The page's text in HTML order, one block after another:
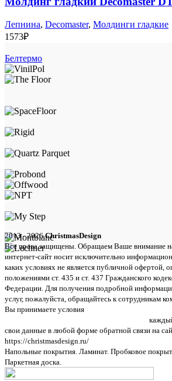
Лепнина, Decomaster, Молдинги гладкие
1573₽
Белтермо
2013 - 2026ChristmasDesign
Все права защищены. Обращаем Ваше внимание
интернет-сайт носит исключительно
каких условиях не является публичной офертой,
положениями ст. 435 и ст. 437 Гражданского
Федерации. Для получения подробной
услуг, пожалуйста, обращайтесь к сотрудникам
Вы принимаете условия
свои данные в любой форме обратной связи на
https://christmasdesign.ru/
Напольные покрытия. Ламинат. Пробковое
Паркетная доска.